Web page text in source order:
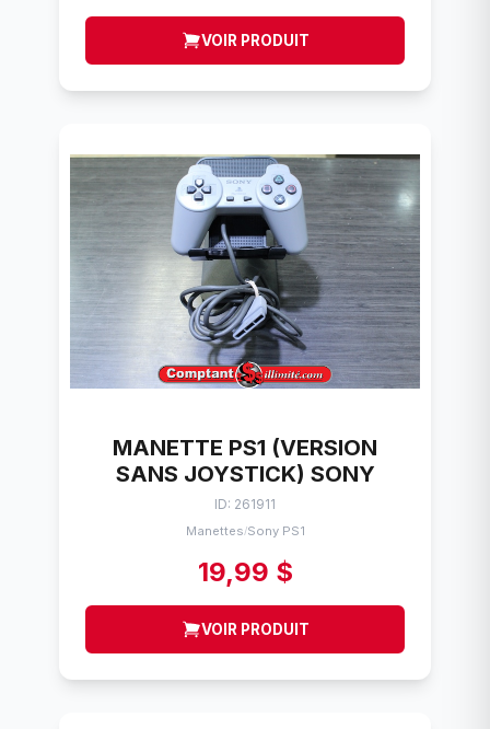
VOIR PRODUIT
MANETTE PS1 (VERSION
SANS JOYSTICK) SONY
ID: 261911
Manettes/Sony PS1
19,99 $
VOIR PRODUIT